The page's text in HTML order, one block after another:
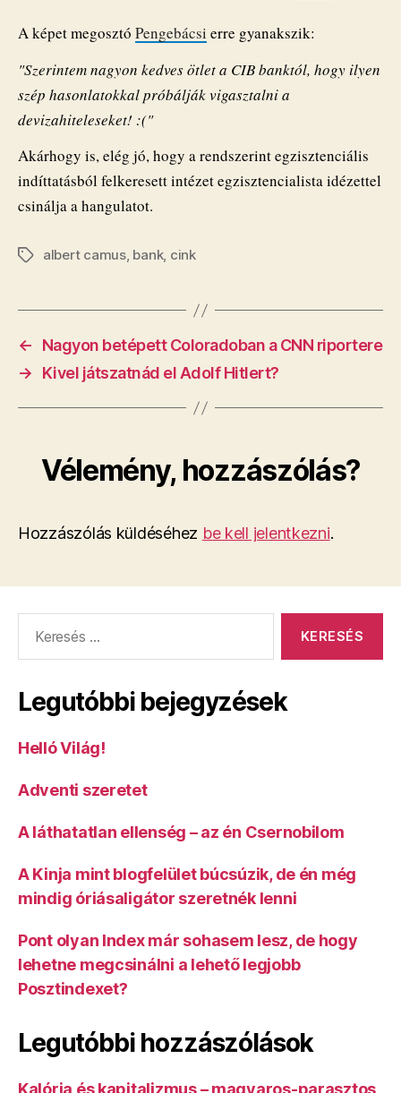
A képet megosztó Pengebácsi erre gyanakszik:
"Szerintem nagyon kedves ötlet a CIB banktól, hogy ilyen
szép hasonlatokkal próbálják vigasztalni a
devizahiteleseket! :("
Akárhogy is, elég jó, hogy a rendszerint egzisztenciális
indíttatásból felkeresett intézet egzisztencialista idézettel
csinálja a hangulatot.
Címkékalbert camus, bank, cink
←
Nagyon betépett Coloradoban a CNN riportere
→
Kivel játszatnád el Adolf Hitlert?
Vélemény, hozzászólás?
Hozzászólás küldéséhez be kell jelentkezni.
Legutóbbi bejegyzések
Helló Világ!
Adventi szeretet
A láthatatlan ellenség – az én Csernobilom
A Kinja mint blogfelület búcsúzik, de én még
mindig óriásaligátor szeretnék lenni
Pont olyan Index már sohasem lesz, de hogy
lehetne megcsinálni a lehető legjobb
Posztindexet?
Legutóbbi hozzászólások